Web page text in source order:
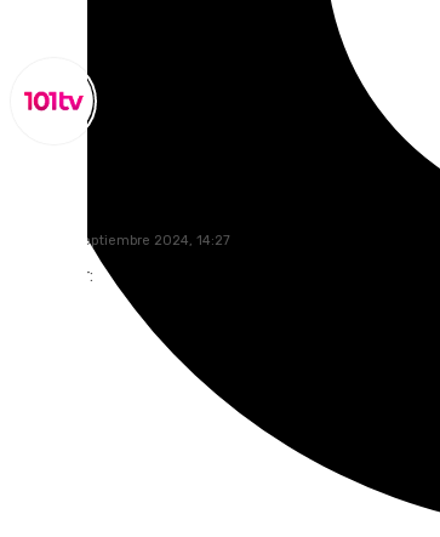
viernes, 6 septiembre 2024, 14:27
Compartir: